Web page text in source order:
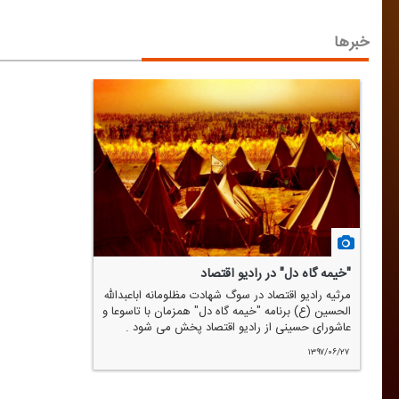
خبرها
"خیمه گاه دل" در رادیو اقتصاد
مرثیه رادیو اقتصاد در سوگ شهادت مظلومانه اباعبدالله
الحسین (ع) برنامه "خیمه گاه دل" همزمان با تاسوعا و
عاشورای حسینی از رادیو اقتصاد پخش می شود .
۱۳۹۷/۰۶/۲۷